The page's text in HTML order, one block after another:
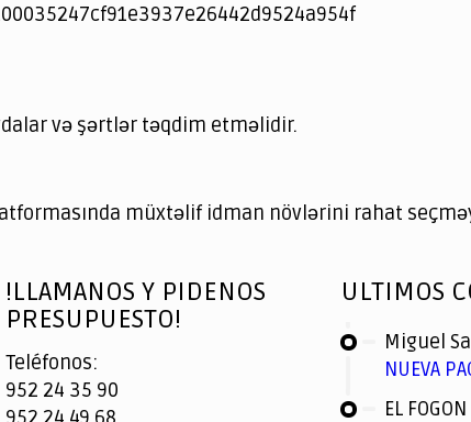
və şərtlər təqdim etməlidir.
müxtəlif idman növlərini rahat
!LLAMANOS Y PIDENOS
PRESUPUESTO!
Teléfonos:
952 24 35 90
ULTIMOS
Miguel
NUEVA
EL FOGON